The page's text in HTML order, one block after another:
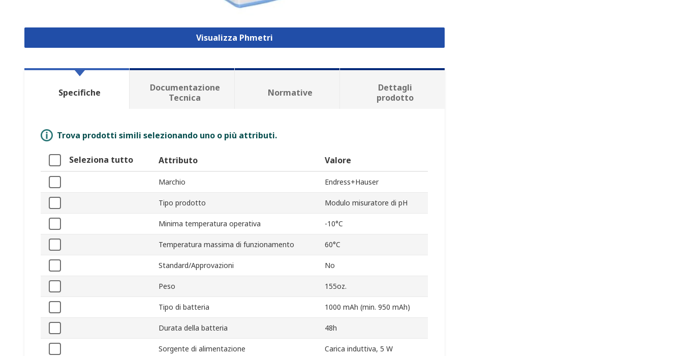
Visualizza Phmetri
Specifiche
Documentazione
Tecnica
Normative
Dettagli
prodotto
Trova prodotti simili selezionando uno o più attributi.
Seleziona tutto Attributo Valore
Marchio Endress+Hauser
Tipo prodotto Modulo misuratore di pH
Minima temperatura operativa -10°C
Temperatura massima di funzionamento 60°C
Standard/Approvazioni No
Peso 155oz.
Tipo di batteria 1000 mAh (min. 950 mAh)
Durata della batteria 48h
Sorgente di alimentazione Carica induttiva, 5 W